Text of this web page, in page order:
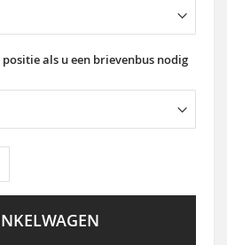
als u een brievenbus nodig